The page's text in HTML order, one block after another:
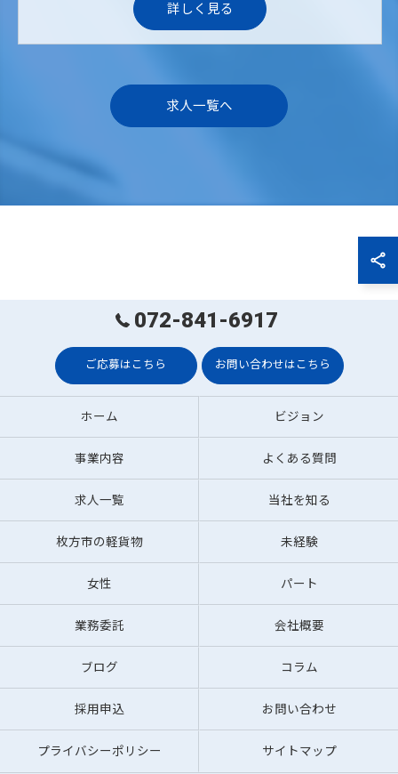
詳しく見る
求人一覧へ
072-841-6917
ご応募はこちら お問い合わせはこちら
ホーム ビジョン
事業内容 よくある質問
求人一覧 当社を知る
枚方市の軽貨物 未経験
女性 パート
業務委託 会社概要
ブログ コラム
採用申込 お問い合わせ
プライバシーポリシー サイトマップ